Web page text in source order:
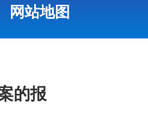
网站地图
的报